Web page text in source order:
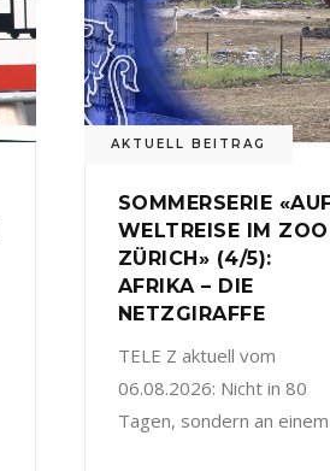
AKTUELL BEITRAG
SOMMERSERIE
WELTREISE IM ZOO
ZÜRICH» (4/5):
AFRIKA – DIE
NETZGIRAFFE
TELE Z aktuell vom
06.08.2026: Nicht in 80
Tagen, sondern an einem